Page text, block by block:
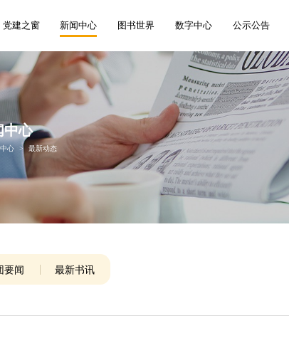
党建之窗 新闻中心 图书世界 数字中心 公示公告
中心
心 > 最新动态
要闻 最新书讯